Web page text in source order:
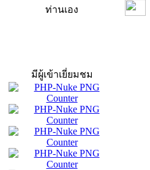
ท่านเอง
มีผู้เข้าเยี่ยมชม